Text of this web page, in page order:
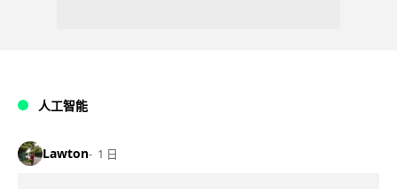
人工智能
Lawton 1 日